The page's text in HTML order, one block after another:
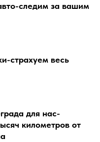
следим за вашим
страхуем весь
для нас-
километров от